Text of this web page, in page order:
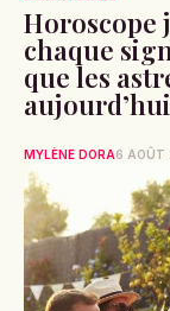
Horoscope
chaque
que les
aujourd’hui
MYLÈNE DORA6 AOÛT